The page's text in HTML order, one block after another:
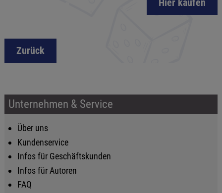
Hier kaufen
Zurück
Unternehmen & Service
Über uns
Kundenservice
Infos für Geschäftskunden
Infos für Autoren
FAQ